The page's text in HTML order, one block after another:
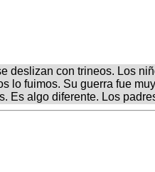
deslizan con trineos. Los
lo fuimos. Su guerra fue
Es algo diferente. Los